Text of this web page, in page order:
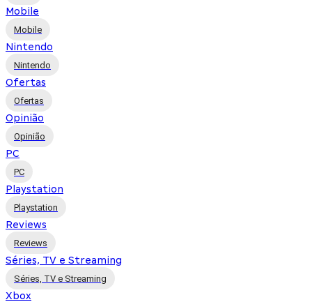
Mobile
Mobile
Nintendo
Nintendo
Ofertas
Ofertas
Opinião
Opinião
PC
PC
Playstation
Playstation
Reviews
Reviews
Séries, TV e Streaming
Séries, TV e Streaming
Xbox